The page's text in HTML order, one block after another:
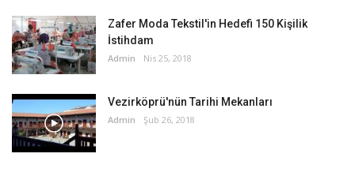
Zafer Moda Tekstil'in Hedefi 150 Kişilik
İstihdam
Admin Nis 25, 2018
Vezirköprü'nün Tarihi Mekanları
Admin Şub 26, 2018